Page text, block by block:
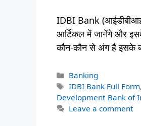
IDBI Bank
आर्टिकल में जानेंगे और
कौन-कौन से अंग है इसके
Categories
Banking
Tags
IDBI Bank Full Form
Development Bank of
Leave a comment